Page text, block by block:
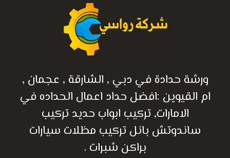
ورشة حدادة في دبي , الشارقة , عجمان ,
ام القيوين :افضل حداد اعمال الحداده في
الامارات, تركيب ابواب حديد تركيب
ساندوتش بانل تركيب مظلات سيارات
براكن شبرات .